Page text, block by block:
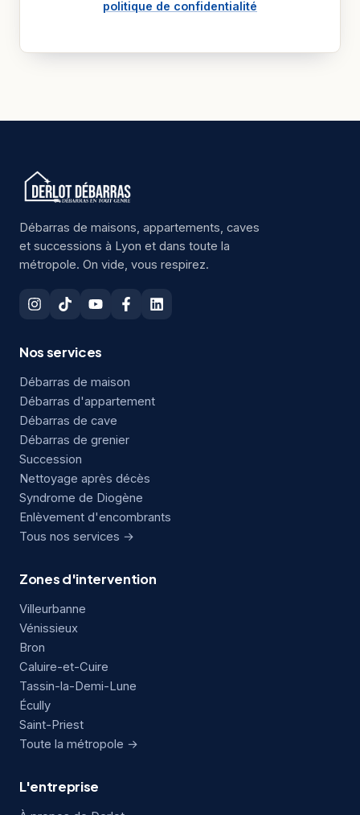
politique de confidentialité
Débarras de maisons, appartements, caves
et successions à Lyon et dans toute la
métropole. On vide, vous respirez.
Nos services
Débarras de maison
Débarras d'appartement
Débarras de cave
Débarras de grenier
Succession
Nettoyage après décès
Syndrome de Diogène
Enlèvement d'encombrants
Tous nos services →
Zones d'intervention
Villeurbanne
Vénissieux
Bron
Caluire-et-Cuire
Tassin-la-Demi-Lune
Écully
Saint-Priest
Toute la métropole →
L'entreprise